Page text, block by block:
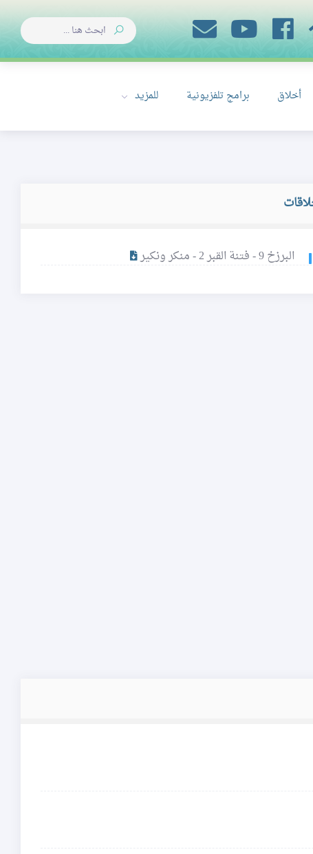
أخلاق برامج تلفزيونية للمزيد
البرزخ 9 - فتنة القبر 2 - منكر ونكير